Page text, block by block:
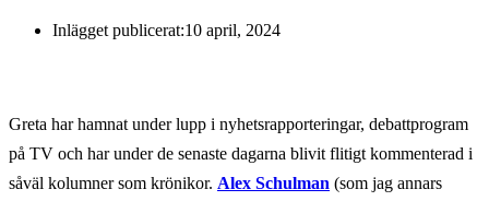
Inlägget publicerat:10 april, 2024
Greta har hamnat under lupp i nyhetsrapporteringar, debattprogram
på TV och har under de senaste dagarna blivit flitigt kommenterad i
såväl kolumner som krönikor. Alex Schulman (som jag annars